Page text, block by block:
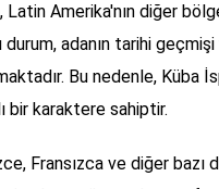
Latin Amerika'nın diğer
adanın tarihi
Bu nedenle, Küba
bir karaktere sahiptir.
Fransızca ve diğer bazı